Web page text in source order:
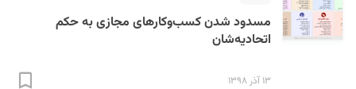
مسدود شدن کسب‌و‌کارهای مجازی به حکم
اتحادیه‌شان
۱۳ آذر ۱۳۹۸